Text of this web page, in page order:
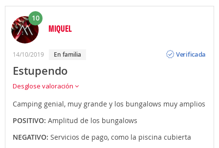
10
MIQUEL
14/10/2019 En familia
Verificada
Estupendo
Desglose valoración
Camping genial, muy grande y los bungalows muy amplios
POSITIVO: Amplitud de los bungalows
NEGATIVO: Servicios de pago, como la piscina cubierta